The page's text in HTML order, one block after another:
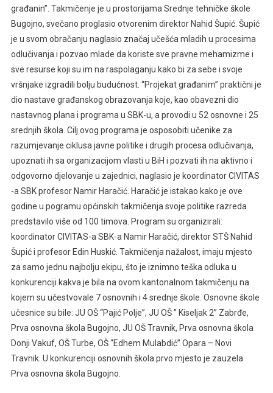
građanin”. Takmičenje je u prostorijama Srednje tehničke škole
Bugojno, svečano proglasio otvorenim direktor Nahid Šupić. Šupić
je u svom obračanju naglasio značaj učešća mladih u procesima
odlučivanja i pozvao mlade da koriste sve pravne mehamizme i
sve resurse koji su im na raspolaganju kako bi za sebe i svoje
vršnjake izgradili bolju budućnost. “Projekat građanim” praktični je
dio nastave građanskog obrazovanja koje, kao obavezni dio
nastavnog plana i programa u SBK-u, a provodi u 52 osnovne i 25
srednjih škola. Cilj ovog programa je osposobiti učenike za
razumjevanje ciklusa javne politike i drugih procesa odlučivanja,
upoznati ih sa organizacijom vlasti u BiH i pozvati ih na aktivno i
odgovorno djelovanje u zajednici, naglasio je koordinator CIVITAS
-a SBK profesor Namir Haračić. Haračić je istakao kako je ove
godine u pogramu općinskih takmičenja svoje politike razreda
predstavilo više od 100 timova. Program su organizirali:
koordinator CIVITAS-a SBK-a Namir Haračić, direktor STŠ Nahid
Šupić i profesor Edin Huskić. Takmičenja nažalost, imaju mjesto
za samo jednu najbolju ekipu, što je iznimno teška odluka u
konkurenciji kakva je bila na ovom kantonalnom takmičenju na
kojem su učestvovale 7 osnovnih i 4 srednje škole. Osnovne škole
učesnice su bile: JU OŠ “Pajić Polje”, JU OŠ ” Kiseljak 2” Zabrđe,
Prva osnovna škola Bugojno, JU OŠ Travnik, Prva osnovna škola
Donji Vakuf, OŠ Turbe, OŠ “Edhem Mulabdić” Opara – Novi
Travnik. U konkurenciji osnovnih škola prvo mjesto je zauzela
Prva osnovna škola Bugojno.